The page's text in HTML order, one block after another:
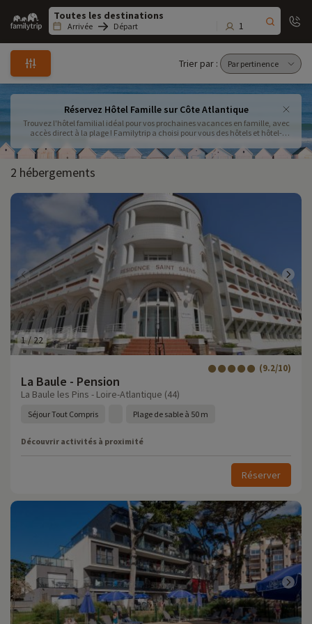
Family
trip
Arrivée Départ 1
Trier par :
Réservez Hôtel Famille sur Côte Atlantique
Trouvez l'hôtel familial idéal pour vos prochaines vacances en famille, avec
accès direct à la plage ! Familytrip a choisi pour vous des hôtels et hôtel-
des chambres confortables, un accueil convivial,... et à proximité de l'océan.
Ne cherchez plus, vous avez trouvé
2 hébergements
1/22
La Baule - Pension
(9.2/10)
La Baule les Pins - Loire-Atlantique (44)
Séjour Tout Compris Plage de sable à 50 m
Découvrir activités à proximité
Réserver